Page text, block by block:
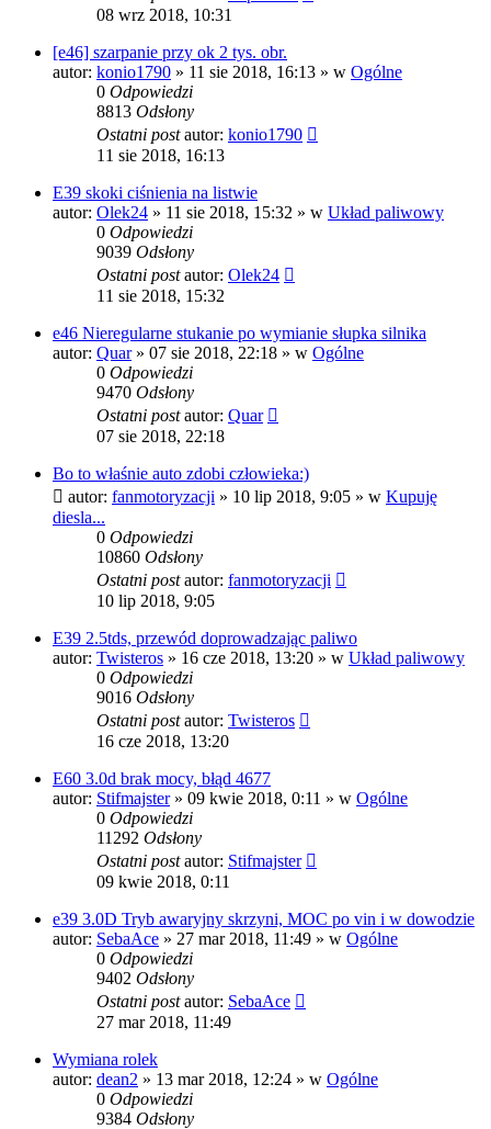
08 wrz 2018, 10:31
[e46] szarpanie przy ok 2 tys. obr.
autor: konio1790 » 11 sie 2018, 16:13 » w Ogólne
0 Odpowiedzi
8813 Odsłony
Ostatni postautor: konio1790
11 sie 2018, 16:13
E39 skoki ciśnienia na listwie
autor: Olek24 » 11 sie 2018, 15:32 » w Układ paliwowy
0 Odpowiedzi
9039 Odsłony
Ostatni postautor: Olek24
11 sie 2018, 15:32
e46 Nieregularne stukanie po wymianie słupka silnika
autor: Quar» 07 sie 2018, 22:18 » w Ogólne
0 Odpowiedzi
9470 Odsłony
Ostatni postautor: Quar
07 sie 2018, 22:18
Bo to właśnie auto zdobi człowieka:)
autor: fanmotoryzacji » 10 lip 2018, 9:05 » w Kupuję
diesla...
0 Odpowiedzi
10860 Odsłony
Ostatni postautor: fanmotoryzacji
10 lip 2018, 9:05
E39 2.5tds, przewód doprowadzając paliwo
autor: Twisteros » 16 cze 2018, 13:20 » w Układ paliwowy
0 Odpowiedzi
9016 Odsłony
Ostatni postautor: Twisteros
16 cze 2018, 13:20
E60 3.0d brak mocy, błąd 4677
autor: Stifmajster» 09 kwie 2018, 0:11 » w Ogólne
0 Odpowiedzi
11292 Odsłony
Ostatni postautor: Stifmajster
09 kwie 2018, 0:11
e39 3.0D Tryb awaryjny skrzyni, MOC po vin i w dowodzie
autor: SebaAce » 27 mar 2018, 11:49 » w Ogólne
0 Odpowiedzi
9402 Odsłony
Ostatni postautor: SebaAce
27 mar 2018, 11:49
Wymiana rolek
autor: dean2 » 13 mar 2018, 12:24 » w Ogólne
0 Odpowiedzi
9384 Odsłony